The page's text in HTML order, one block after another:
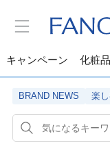
キャンペーン 化粧品
BRAND NEWS 楽